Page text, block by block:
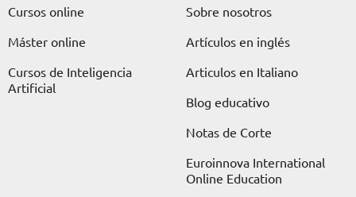
m
Cursos online
Máster online
Cursos de Inteligencia
Artificial
Sobre nosotros
Artículos en inglés
Articulos en Italiano
Blog educativo
Notas de Corte
Euroinnova International
Online Education